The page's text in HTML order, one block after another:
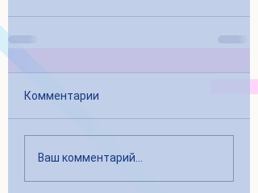
Комментарии
Ваш комментарий...